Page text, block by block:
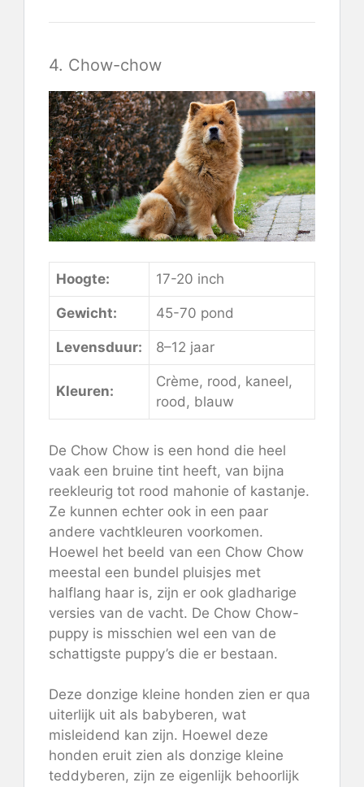
4. Chow-chow
Hoogte: 17-20 inch
Gewicht: 45-70 pond
Levensduur: 8–12 jaar
Kleuren:
Crème, rood, kaneel,
rood, blauw
De Chow Chow is een hond die heel
vaak een bruine tint heeft, van bijna
reekleurig tot rood mahonie of kastanje.
Ze kunnen echter ook in een paar
andere vachtkleuren voorkomen.
Hoewel het beeld van een Chow Chow
meestal een bundel pluisjes met
halflang haar is, zijn er ook gladharige
versies van de vacht. De Chow Chow-
puppy is misschien wel een van de
schattigste puppy’s die er bestaan.
Deze donzige kleine honden zien er qua
uiterlijk uit als babyberen, wat
misleidend kan zijn. Hoewel deze
honden eruit zien als donzige kleine
teddyberen, zijn ze eigenlijk behoorlijk